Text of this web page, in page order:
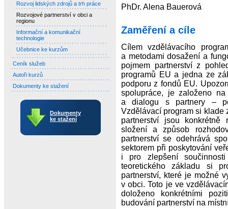
Rozvoj lidských zdrojů a trh práce
Rozvojové partnerství v obci a
regionu
Informační a komunikační
technologie
Učebnice ke kurzům
Ceník služeb
Autoři kurzů
Dokumenty ke stažení
Dokumenty
ke stažení
PhDr. Alena Bauerová
Zaměření a cíle
Cílem vzdělávacího
a metodami dosažení a
pojmem partnerství z
programů EU a jedna ze
podporu z fondů EU.
spolupráce, je založeno
a dialogu s partnery –
Vzdělávací program si klade
partnerství jsou konkrétně
složení a způsob
partnerství se odehrává
sektorem při poskytování
i pro zlepšení
teoretického základu si
partnerství, které je možné
v obci. Toto je ve
doloženo konkrétními
budování partnerství na